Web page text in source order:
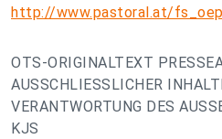
http://www.pastoral.at/
OTS-ORIGINALTEXT
AUSSCHLIESSLICHER
VERANTWORTUNG DES
KJS